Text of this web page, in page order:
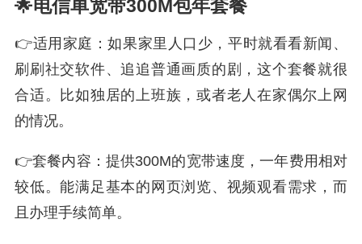
🌟电信单宽带300M包年套餐
👉适用家庭：如果家里人口少，平时就看看新闻、
刷刷社交软件、追追普通画质的剧，这个套餐就很
合适。比如独居的上班族，或者老人在家偶尔上网
的情况。
👉套餐内容：提供300M的宽带速度，一年费用相对
较低。能满足基本的网页浏览、视频观看需求，而
且办理手续简单。